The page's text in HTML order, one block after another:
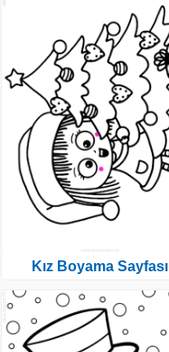
Kız Boyama Sayfası